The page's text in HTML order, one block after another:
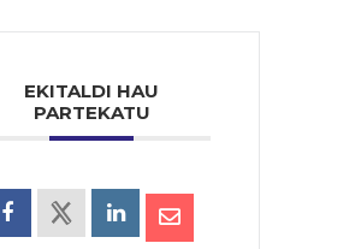
EKITALDI HAU
PARTEKATU